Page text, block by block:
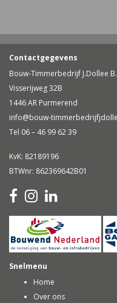
Contactgegevens
Bouw-Timmerbedrijf J.Dollee
Visserijweg 32B
1446 AR Purmerend
info@bouw-
Tel 06 – 46 99 62 39
KvK: 82189196
BTWnr: 862369642B01
Snelmenu
Home
Over ons